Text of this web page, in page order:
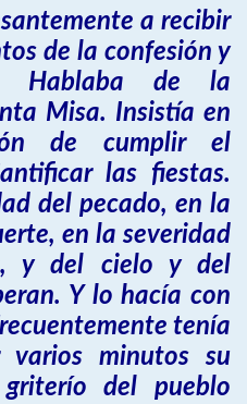
a recibir
de la confesión y
Hablaba de la
Misa. Insistía en
de cumplir el
las fiestas.
del pecado, en la
en la severidad
y del cielo y del
Y lo hacía con
tenía
varios minutos su
del pueblo